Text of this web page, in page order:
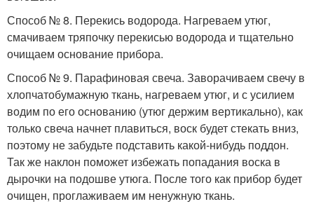
Способ № 8. Перекись водорода. Нагреваем утюг,
смачиваем тряпочку перекисью водорода и тщательно
очищаем основание прибора.
Способ № 9. Парафиновая свеча. Заворачиваем свечу в
хлопчатобумажную ткань, нагреваем утюг, и с усилием
водим по его основанию (утюг держим вертикально), как
только свеча начнет плавиться, воск будет стекать вниз,
поэтому не забудьте подставить какой-нибудь поддон.
Так же наклон поможет избежать попадания воска в
дырочки на подошве утюга. После того как прибор будет
очищен, проглаживаем им ненужную ткань.